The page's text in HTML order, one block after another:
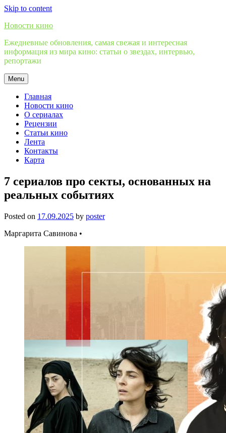
Skip to content
Новости кино
Ежедневные обновления, самая свежая и интересная
информация из мира кино: статьи о звездах, интервью,
репортажи
Menu
Главная
Новости кино
О сериалах
Рецензии
Статьи кино
Лента
Контакты
Карта
7 сериалов про секты, основанных на
реальных событиях
Posted on 17.09.2025 by poster
Маргарита Савинова •